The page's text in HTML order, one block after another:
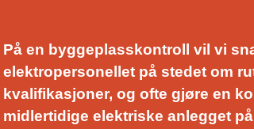
På en byggeplasskontroll vil vi
elektropersonellet på stedet om
kvalifikasjoner, og ofte gjøre en
midlertidige elektriske anlegget